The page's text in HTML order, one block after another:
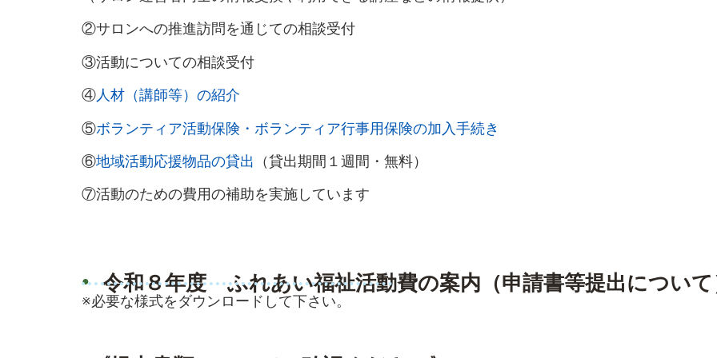
②サロンへの推進訪問を通じての相談受付
③活動についての相談受付
④人材（講師等）の紹介
⑤ボランティア活動保険・ボランティア行事用保険の加入手続き
⑥地域活動応援物品の貸出 （貸出期間１週間・無料）
⑦活動のための費用の補助を実施しています
令和８年度 ふれあい福祉活動費の案内（申請書等提出について
※必要な様式をダウンロードして下さい。